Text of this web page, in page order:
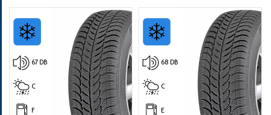
67 DB
C
F
68 DB
C
E